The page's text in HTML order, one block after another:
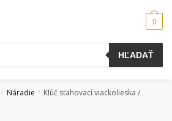
HĽADAŤ
0
/ Náradie / Kľúč sťahovací viackolieska /